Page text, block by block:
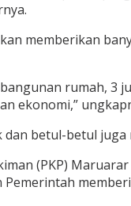
memberikan
rumah,
ekonomi,”
betul-betul
(PKP)